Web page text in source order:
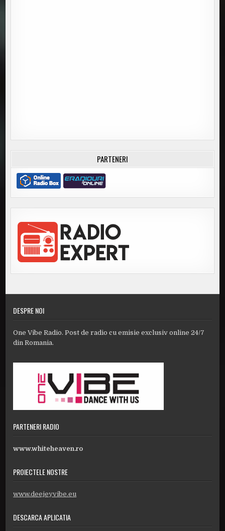
PARTENERI
DESPRE NOI
One Vibe Radio. Post de radio cu emisie exclusiv online 24/7
din Romania.
PARTENERI RADIO
www.whiteheaven.ro
PROIECTELE NOSTRE
www.deejeyvibe.eu
DESCARCA APLICATIA